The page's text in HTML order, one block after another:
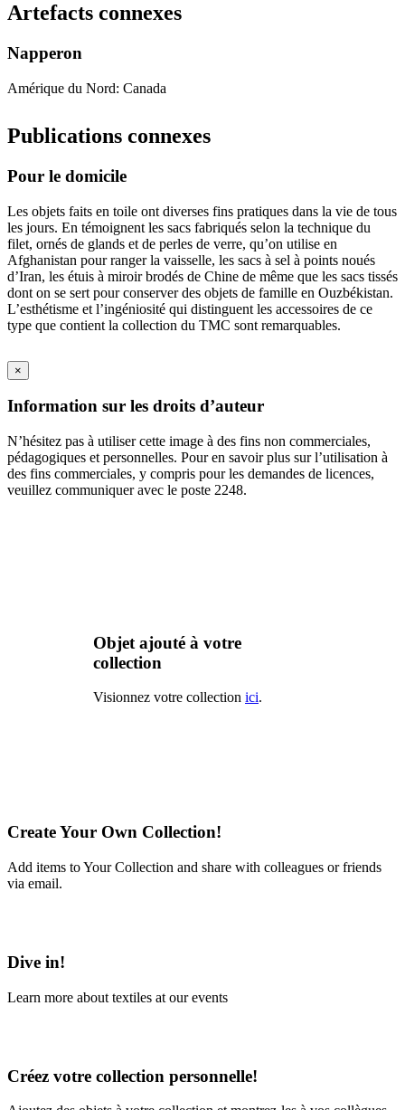
Artefacts connexes
Napperon
Amérique du Nord: Canada
Publications connexes
Pour le domicile
Les objets faits en toile ont diverses fins pratiques dans la vie de tous
les jours. En témoignent les sacs fabriqués selon la technique du
filet, ornés de glands et de perles de verre, qu’on utilise en
Afghanistan pour ranger la vaisselle, les sacs à sel à points noués
d’Iran, les étuis à miroir brodés de Chine de même que les sacs tissés
dont on se sert pour conserver des objets de famille en Ouzbékistan.
L’esthétisme et l’ingéniosité qui distinguent les accessoires de ce
type que contient la collection du TMC sont remarquables.
×
Information sur les droits d’auteur
N’hésitez pas à utiliser cette image à des fins non commerciales,
pédagogiques et personnelles. Pour en savoir plus sur l’utilisation à
des fins commerciales, y compris pour les demandes de licences,
veuillez communiquer avec le poste 2248.
Objet ajouté à votre
collection
Visionnez votre collection ici.
Create Your Own Collection!
Add items to Your Collection and share with colleagues or friends
via email.
Dive in!
Learn more about textiles at our events
Créez votre collection personnelle!